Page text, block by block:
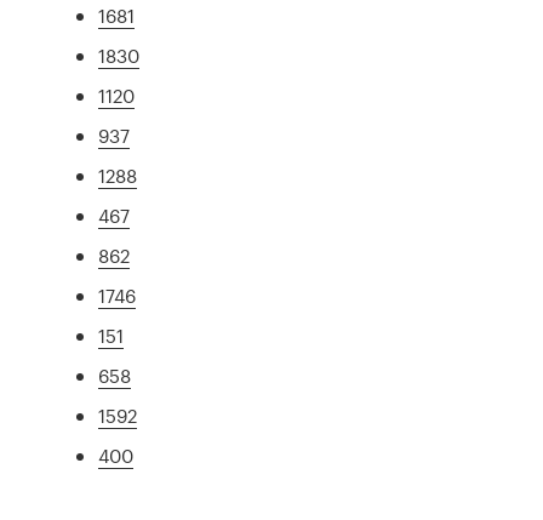
1681
1830
1120
937
1288
467
862
1746
151
658
1592
400